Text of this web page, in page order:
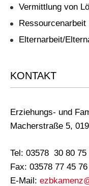
Vermittlung von
Ressourcenarbeit
Elternarbeit/
KONTAKT
Erziehungs- und
Macherstraße 5,
Tel: 03578 30 80 75
Fax: 03578 77 45 76
E-Mail: